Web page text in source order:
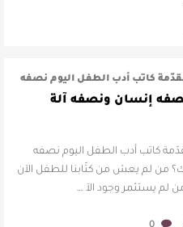
كاتب أدب الطفل اليوم نصفه
…إنسان ونصفه آلة
كاتب أدب الطفل اليوم نصفه
من لم يعش من كتّابنا للطفل الآن
لم يستثمر وجود الآ …